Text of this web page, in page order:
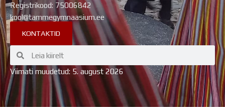
Registrikood: 75006842
kool@tammegymnaasium.ee
KONTAKTID
Search
Viimati muudetud: 5. august 2026